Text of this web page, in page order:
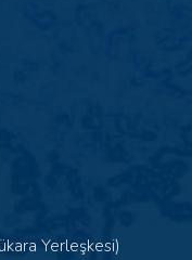
Yerleşkesi)